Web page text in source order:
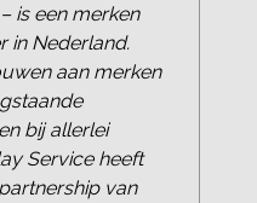
is een merken
in Nederland.
aan merken
bij allerlei
Service heeft
van